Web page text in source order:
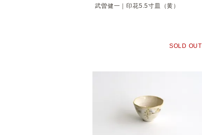
武曽健一｜印花5.5寸皿（黄）
SOLD OUT